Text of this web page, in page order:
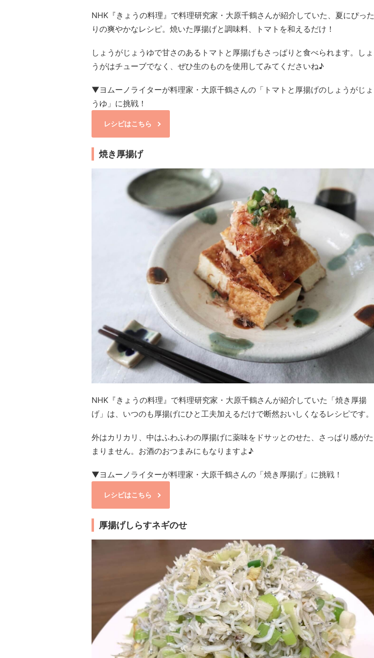
NHK『きょうの料理』で料理研究家・大原千鶴さんが紹介していた、夏にぴった
りの爽やかなレシピ。焼いた厚揚げと調味料、トマトを和えるだけ！
しょうがじょうゆで甘さのあるトマトと厚揚げもさっぱりと食べられます。しょ
うがはチューブでなく、ぜひ生のものを使用してみてくださいね♪
▼ヨムーノライターが料理家・大原千鶴さんの「トマトと厚揚げのしょうがじょ
うゆ」に挑戦！
レシピはこちら
焼き厚揚げ
NHK『きょうの料理』で料理研究家・大原千鶴さんが紹介していた「焼き厚揚
げ」は、いつのも厚揚げにひと工夫加えるだけで断然おいしくなるレシピです。
外はカリカリ、中はふわふわの厚揚げに薬味をドサッとのせた、さっぱり感がた
まりません。お酒のおつまみにもなりますよ♪
▼ヨムーノライターが料理家・大原千鶴さんの「焼き厚揚げ」に挑戦！
レシピはこちら
厚揚げしらすネギのせ